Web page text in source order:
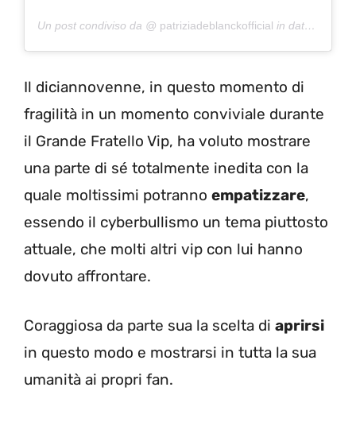
Un post condiviso da @ patriziadeblanckofficial in data:
Il diciannovenne, in questo momento di
fragilità in un momento conviviale durante
il Grande Fratello Vip, ha voluto mostrare
una parte di sé totalmente inedita con la
quale moltissimi potranno empatizzare,
essendo il cyberbullismo un tema piuttosto
attuale, che molti altri vip con lui hanno
dovuto affrontare.
Coraggiosa da parte sua la scelta di aprirsi
in questo modo e mostrarsi in tutta la sua
umanità ai propri fan.